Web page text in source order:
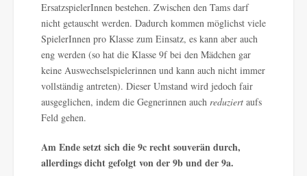
ErsatzspielerInnen bestehen. Zwischen den Tams darf
nicht getauscht werden. Dadurch kommen möglichst viele
SpielerInnen pro Klasse zum Einsatz, es kann aber auch
eng werden (so hat die Klasse 9f bei den Mädchen gar
keine Auswechselspielerinnen und kann auch nicht immer
vollständig antreten). Dieser Umstand wird jedoch fair
ausgeglichen, indem die Gegnerinnen auch reduziert aufs
Feld gehen.
Am Ende setzt sich die 9c recht souverän durch,
allerdings dicht gefolgt von der 9b und der 9a.